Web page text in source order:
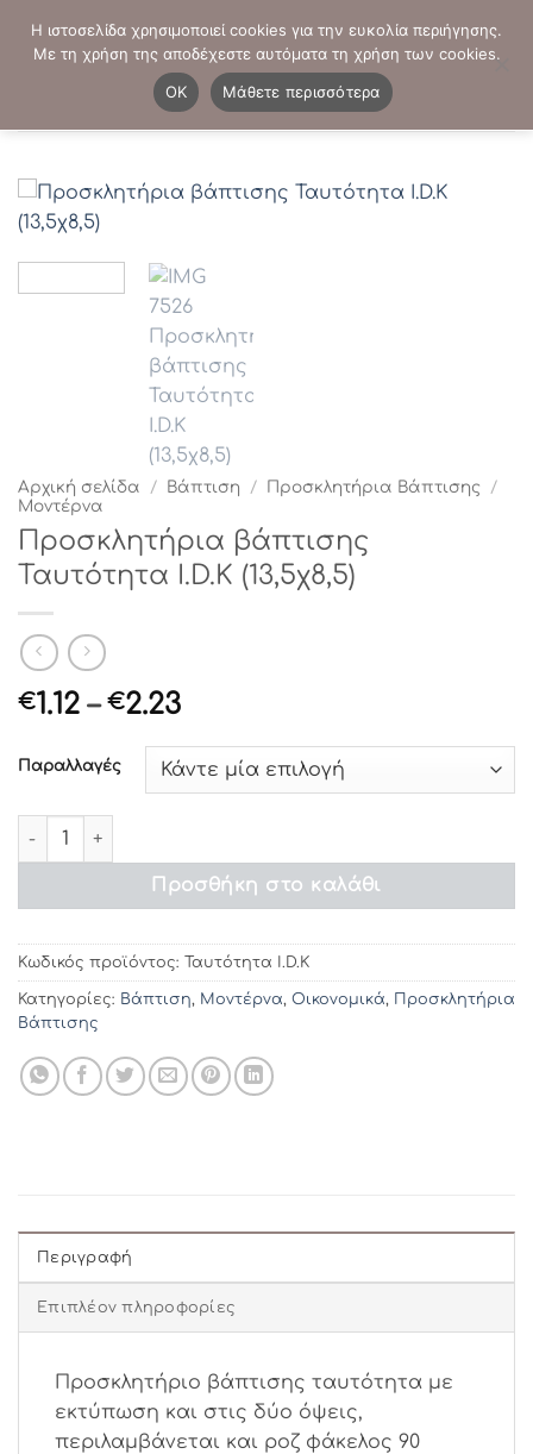
στο
ΤΗΛΕΦΩΝΙΚΕΣ ΠΑΡΑΓΓΕΛΙΕΣ: - 2103821941
Αρχική σελίδα / Βάπτιση / Προσκλητήρια Βάπτισης
/
Μοντέρνα
Προσκλητήρια βάπτισης
Ταυτότητα I.D.Κ (13,5χ8,5)
€1.12 – €2.23Price
€1.12
through
Παραλλαγές
Προσκλητήρια βάπτισης Ταυτότητα I.D.Κ (13,5χ8,5)
Προσθήκη στο καλάθι
Κωδικός προϊόντος: Ταυτότητα I.D.Κ
Κατηγορίες: Βάπτιση, Μοντέρνα, Οικονομικά,
Προσκλητήρια
Βάπτισης
Περιγραφή
Επιπλέον πληροφορίες
Προσκλητήριο βάπτισης ταυτότητα με
εκτύπωση και στις δύο όψεις,
περιλαμβάνεται και ροζ φάκελος 90
Η ιστοσελίδα χρησιμοποιεί cookies για την ευκολία περιήγησης.
Με τη χρήση της αποδέχεστε αυτόματα τη χρήση των cookies.
OK
Μάθετε περισσότερα